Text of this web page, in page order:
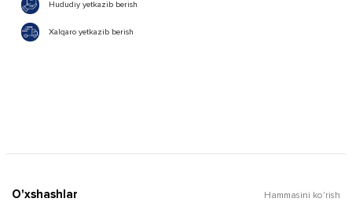
Hududiy yetkazib berish
Xalqaro yetkazib berish
O'xshashlar Hammasini ko'rish